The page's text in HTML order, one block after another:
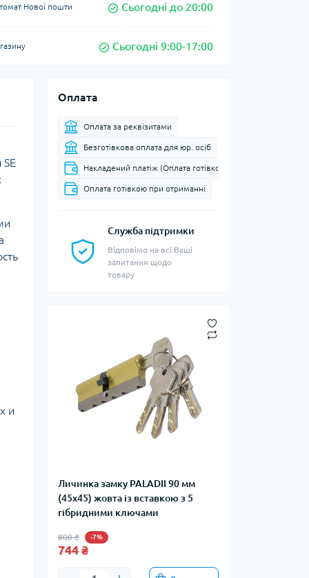
Нової пошти Сьогодні до 20:00
Сьогодні 9:00-17:00
Оплата
Оплата за реквізитами
Безготівкова оплата для юр. осіб
Накладений платіж (Оплата готівкою при доставці до
Оплата готівкою при отриманні
Служба підтримки
Відповімо на всі Ваші
запитання щодо
товару
Личинка замку PALADII 90 мм
(45x45) жовта із вставкою з 5
гібридними ключами
800 ₴ -7%
744 ₴
и